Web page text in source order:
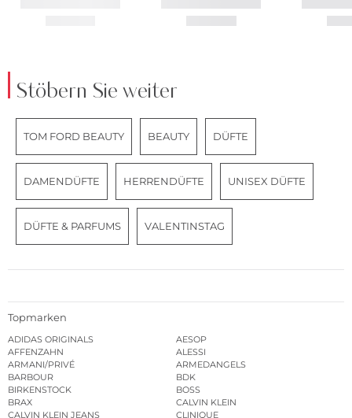
Stöbern Sie weiter
TOM FORD BEAUTY BEAUTY DÜFTE
DAMENDÜFTE HERRENDÜFTE UNISEX DÜFTE
DÜFTE & PARFUMS VALENTINSTAG
Topmarken
ADIDAS ORIGINALS
AESOP
AFFENZAHN
ALESSI
ARMANI/PRIVÉ
ARMEDANGELS
BARBOUR
BDK
BIRKENSTOCK
BOSS
BRAX
CALVIN KLEIN
CALVIN KLEIN JEANS
CLINIQUE